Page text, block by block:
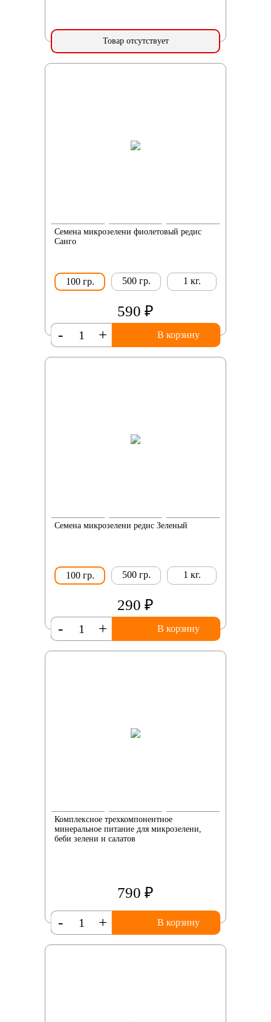
Товар отсутствует
Семена микрозелени фиолетовый редис
Санго
100 гр. 500 гр. 1 кг.
590 ₽
+
- В корзину
Семена микрозелени редис Зеленый
100 гр. 500 гр. 1 кг.
290 ₽
+
- В корзину
Комплексное трехкомпонентное
минеральное питание для микрозелени,
беби зелени и салатов
790 ₽
+
- В корзину